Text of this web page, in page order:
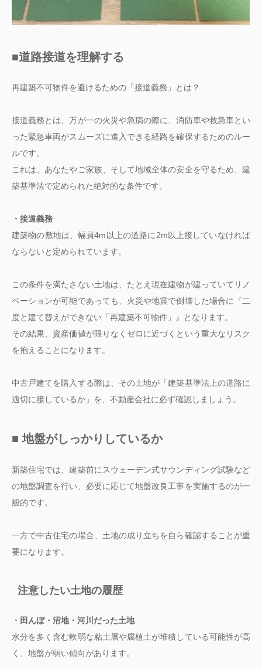
■道路接道を理解する
再建築不可物件を避けるための「接道義務」とは？
接道義務とは、万が一の火災や急病の際に、消防車や救急車とい
った緊急車両がスムーズに進入できる経路を確保するためのルー
ルです。
これは、あなたやご家族、そして地域全体の安全を守るため、建
築基準法で定められた絶対的な条件です。
・接道義務
建築物の敷地は、幅員4m以上の道路に2m以上接していなければ
ならないと定められています。
この条件を満たさない土地は、たとえ現在建物が建っていてリノ
ベーションが可能であっても、火災や地震で倒壊した場合に『二
度と建て替えができない「再建築不可物件」』となります。
その結果、資産価値が限りなくゼロに近づくという重大なリスク
を抱えることになります。
中古戸建てを購入する際は、その土地が「建築基準法上の道路に
適切に接しているか」を、不動産会社に必ず確認しましょう。
■ 地盤がしっかりしているか
新築住宅では、建築前にスウェーデン式サウンディング試験など
の地盤調査を行い、必要に応じて地盤改良工事を実施するのが一
般的です。
一方で中古住宅の場合、土地の成り立ちを自ら確認することが重
要になります。
注意したい土地の履歴
・田んぼ・沼地・河川だった土地
水分を多く含む軟弱な粘土層や腐植土が堆積している可能性が高
く、地盤が弱い傾向があります。